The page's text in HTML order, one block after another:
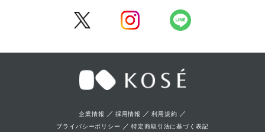
企業情報 ／ 採用情報 ／利用規約 ／
プライバシーポリシー ／特定商取引法に基づく表記